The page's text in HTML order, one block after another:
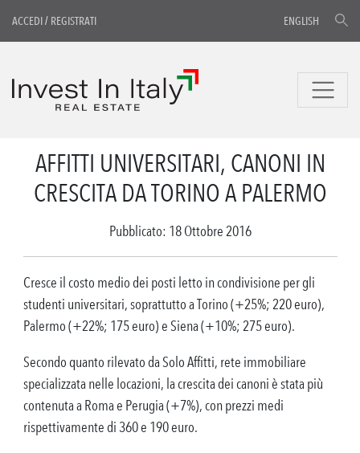
ACCEDI/ REGISTRATI ENGLISH
AFFITTI UNIVERSITARI, CANONI IN
CRESCITA DA TORINO A PALERMO
Pubblicato: 18 Ottobre 2016
Cresce il costo medio dei posti letto in condivisione per gli
studenti universitari, soprattutto a Torino (+25%; 220 euro),
Palermo (+22%; 175 euro) e Siena (+10%; 275 euro).
Secondo quanto rilevato da Solo Affitti, rete immobiliare
specializzata nelle locazioni, la crescita dei canoni è stata più
contenuta a Roma e Perugia (+7%), con prezzi medi
rispettivamente di 360 e 190 euro.